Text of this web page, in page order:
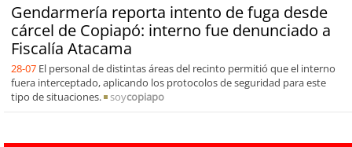
Gendarmería reporta intento de fuga desde
cárcel de Copiapó: interno fue denunciado a
Fiscalía Atacama
28-07 El personal de distintas áreas del recinto permitió que el interno
fuera interceptado, aplicando los protocolos de seguridad para este
tipo de situaciones.
soycopiapo